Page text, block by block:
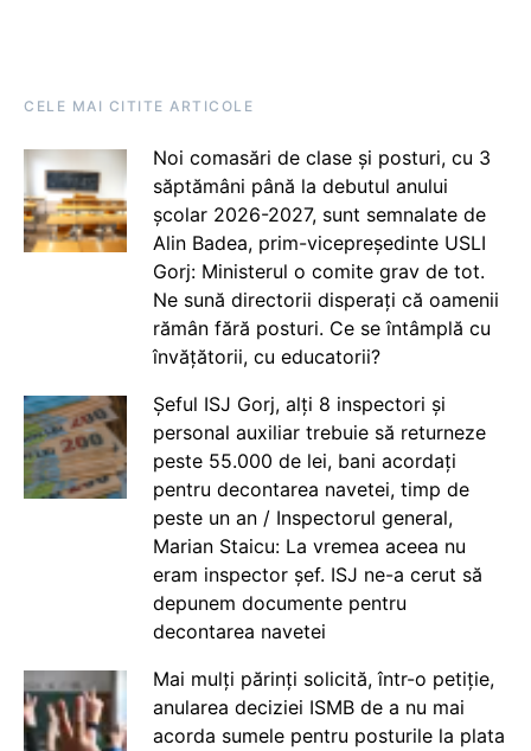
CELE MAI CITITE ARTICOLE
Noi comasări de clase și posturi, cu 3
săptămâni până la debutul anului
școlar 2026-2027, sunt semnalate de
Alin Badea, prim-vicepreședinte USLI
Gorj: Ministerul o comite grav de tot.
Ne sună directorii disperați că oamenii
rămân fără posturi. Ce se întâmplă cu
învățătorii, cu educatorii?
Șeful ISJ Gorj, alți 8 inspectori și
personal auxiliar trebuie să returneze
peste 55.000 de lei, bani acordați
pentru decontarea navetei, timp de
peste un an / Inspectorul general,
Marian Staicu: La vremea aceea nu
eram inspector șef. ISJ ne-a cerut să
depunem documente pentru
decontarea navetei
Mai mulți părinți solicită, într-o petiție,
anularea deciziei ISMB de a nu mai
acorda sumele pentru posturile la plata